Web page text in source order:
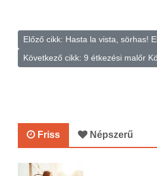
Előző cikk: Hasta la vista, sörhas!
Következő cikk: 9 étkezési malőr
Friss Népszerű